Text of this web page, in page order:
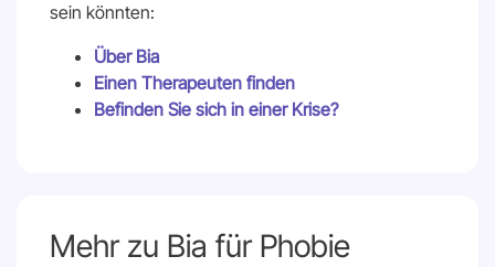
sein könnten:
Über Bia
Einen Therapeuten finden
Befinden Sie sich in einer Krise?
Mehr zu Bia für Phobie